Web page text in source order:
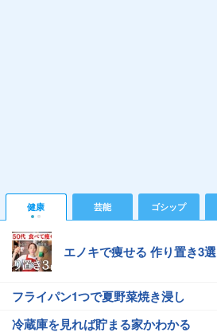
健康 芸能 ゴシップ
エノキで痩せる 作り置き3選
フライパン1つで夏野菜焼き浸し
冷蔵庫を見れば貯まる家かわかる